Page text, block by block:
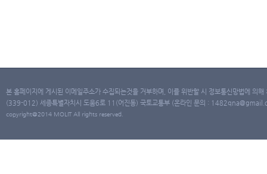
본 홈페이지에 게시된 이메일주소가 수집되는것을 거부하며, 이를 위반할 시 정보통신망법에 의
(339-012) 세종특별자치시 도움6로 11(어진동) 국토교통부 (온라인 문의 :
copyright@2014 MOLIT All rights reserved.